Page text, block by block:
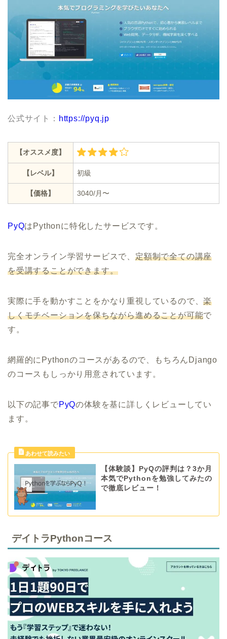
公式サイト： https://pyq.jp
【オススメ度】
【レベル】 初級
【価格】 3040/月〜
PyQはPythonに特化したサービスです。
完全オンライン学習サービスで、 定額制で全ての講座
を受講することができます。
実際に手を動かすことをかなり重視しているので、楽
しくモチベーションを保ちながら進めることが可能で
す。
網羅的にPythonのコースがあるので、もちろんDjango
のコースもしっかり用意されています。
以下の記事でPyQの体験を基に詳しくレビューしてい
ます。
【体験談】PyQの評判は？3か月
本気でPythonを勉強してみたの
で徹底レビュー！
デイトラPythonコース